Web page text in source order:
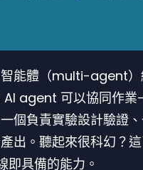
智能體（multi-agent
AI agent 可以協同作
個負責實驗設計驗證
出。聽起來很科幻？
具備的能力。